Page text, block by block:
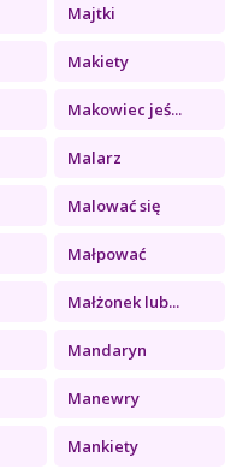
Majtki
Makiety
Makowiec jeś...
Malarz
Malować się
Małpować
Małżonek lub...
Mandaryn
Manewry
Mankiety